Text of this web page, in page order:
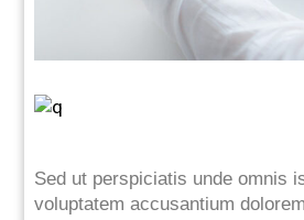
Sed ut perspiciatis unde omnis
voluptatem accusantium